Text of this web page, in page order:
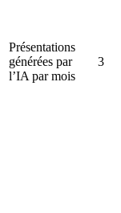
Présentations
générées par
l’IA par mois
3